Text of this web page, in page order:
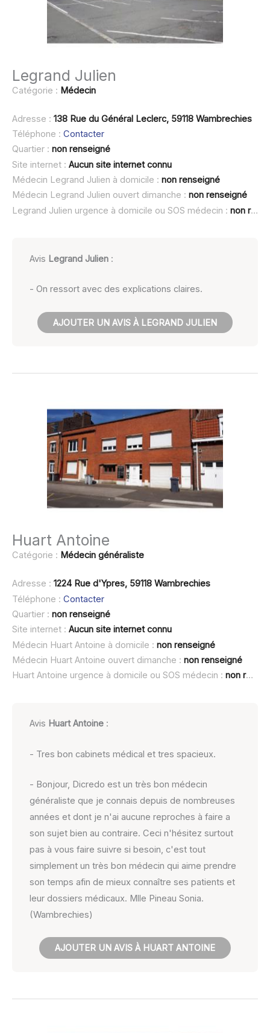
Legrand Julien
Catégorie : Médecin
Adresse : 138 Rue du Général Leclerc, 59118 Wambrechies
Téléphone : Contacter
Quartier : non renseigné
Site internet : Aucun site internet connu
Médecin Legrand Julien à domicile : non renseigné
Médecin Legrand Julien ouvert dimanche : non renseigné
Legrand Julien urgence à domicile ou SOS médecin : non renseigné
Avis Legrand Julien :
- On ressort avec des explications claires.
AJOUTER UN AVIS À LEGRAND JULIEN
Huart Antoine
Catégorie : Médecin généraliste
Adresse : 1224 Rue d'Ypres, 59118 Wambrechies
Téléphone : Contacter
Quartier : non renseigné
Site internet : Aucun site internet connu
Médecin Huart Antoine à domicile : non renseigné
Médecin Huart Antoine ouvert dimanche : non renseigné
Huart Antoine urgence à domicile ou SOS médecin : non renseigné
Avis Huart Antoine :
- Tres bon cabinets médical et tres spacieux.
- Bonjour, Dicredo est un très bon médecin
généraliste que je connais depuis de nombreuses
années et dont je n'ai aucune reproches à faire a
son sujet bien au contraire. Ceci n'hésitez surtout
pas à vous faire suivre si besoin, c'est tout
simplement un très bon médecin qui aime prendre
son temps afin de mieux connaître ses patients et
leur dossiers médicaux. Mlle Pineau Sonia.
(Wambrechies)
AJOUTER UN AVIS À HUART ANTOINE